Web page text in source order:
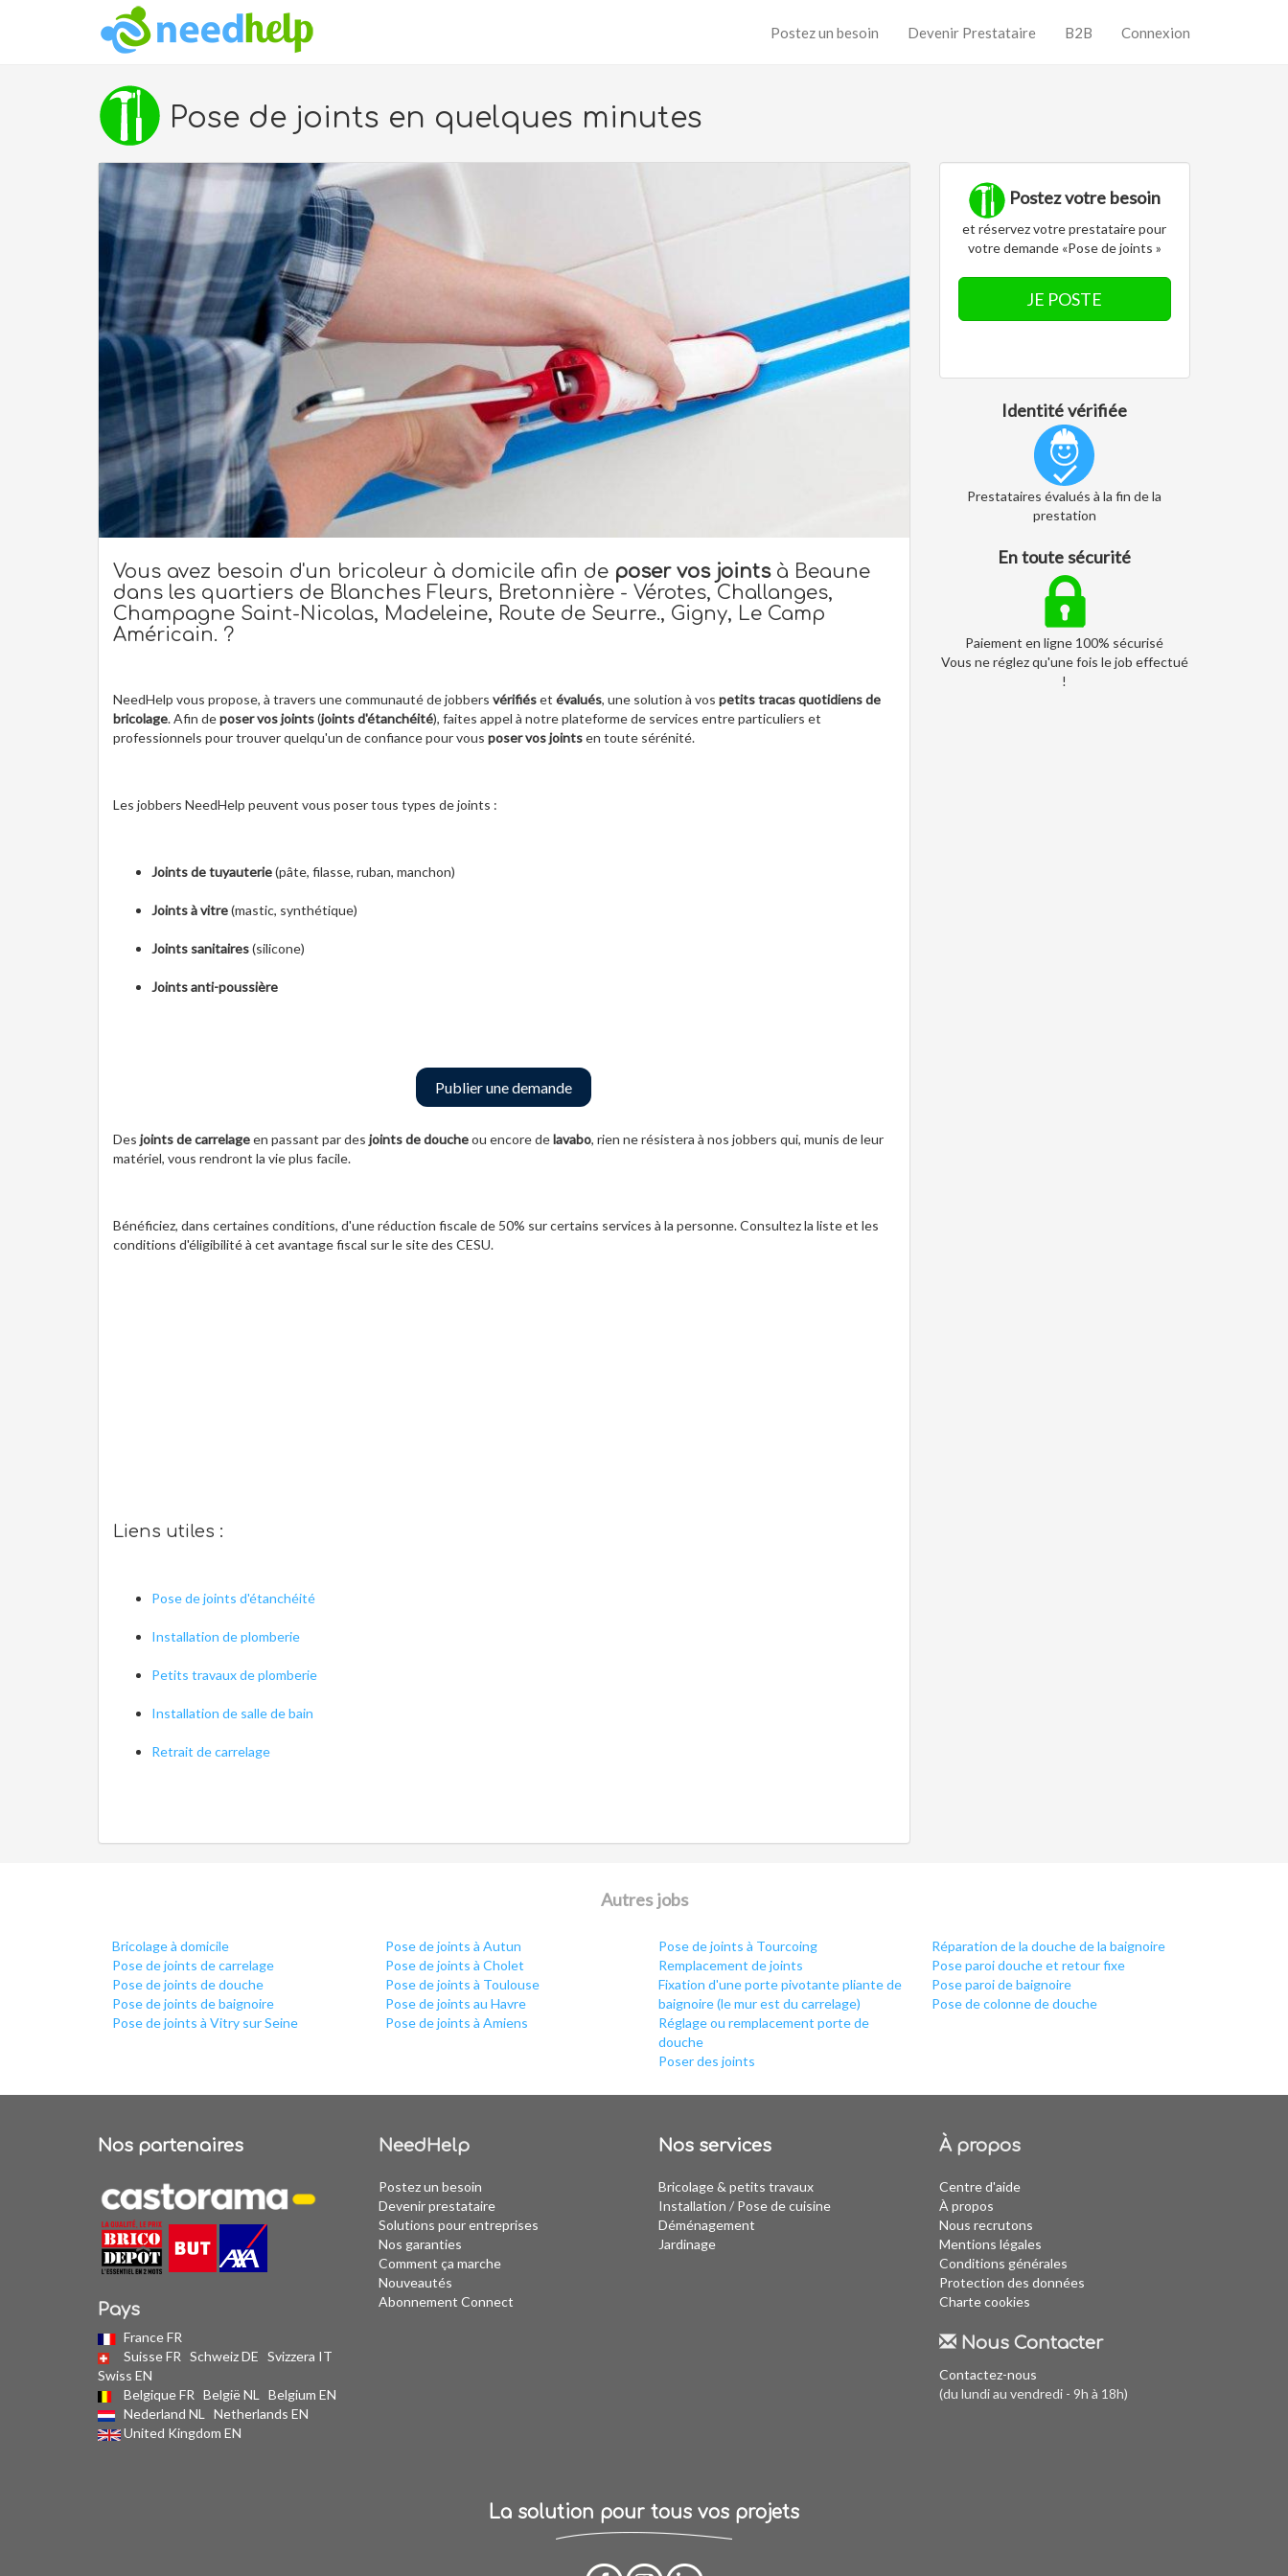
Postez un besoin Devenir Prestataire B2B Connexion
Pose de joints en quelques minutes
Vous avez besoin d'un bricoleur à domicile afin de poser vos jointsà Beaune
dans les quartiers de Blanches Fleurs, Bretonnière - Vérotes, Challanges,
Champagne Saint-Nicolas, Madeleine, Route de Seurre., Gigny, Le Camp
Américain. ?
NeedHelp vous propose, à travers une communauté de jobbers vérifiéset évalués, une solution à vos petits tracas quotidiens de
bricolage. Afin deposer vos joints(joints d'étanchéité), faites appel à notre plateforme de services entre particuliers et
professionnels pour trouver quelqu'un de confiance pour vous poser vos jointsen toute sérénité.
Les jobbers NeedHelp peuvent vous poser tous types de joints :
Joints de tuyauterie(pâte, filasse, ruban, manchon)
Joints à vitre(mastic, synthétique)
Joints sanitaires(silicone)
Joints anti-poussière
Publier une demande
Des joints de carrelageen passant par des joints de doucheou encore delavabo, rien ne résistera à nos jobbers qui, munis de leur
matériel, vous rendront la vie plus facile.
Bénéficiez, dans certaines conditions, d'une réduction fiscale de 50% sur certains services à la personne. Consultez la liste et les
conditions d'éligibilité à cet avantage fiscal sur le site des CESU.
Liens utiles :
Pose de joints d'étanchéité
Installation de plomberie
Petits travaux de plomberie
Installation de salle de bain
Retrait de carrelage
Postez votre besoin
et réservez votre prestataire pour
votre demande «Pose de joints »
JE POSTE
Identité vérifiée
Prestataires évalués à la fin de la
prestation
En toute sécurité
Paiement en ligne 100% sécurisé
Vous ne réglez qu'une fois le job effectué
!
Autres jobs
Bricolage à domicile
Pose de joints de carrelage
Pose de joints de douche
Pose de joints de baignoire
Pose de joints à Vitry sur Seine
Pose de joints à Autun
Pose de joints à Cholet
Pose de joints à Toulouse
Pose de joints au Havre
Pose de joints à Amiens
Pose de joints à Tourcoing
Remplacement de joints
Fixation d'une porte pivotante pliante de
baignoire (le mur est du carrelage)
Réglage ou remplacement porte de
douche
Poser des joints
Réparation de la douche de la baignoire
Pose paroi douche et retour fixe
Pose paroi de baignoire
Pose de colonne de douche
Nos partenaires
Pays
France FR
Suisse FR Schweiz DE Svizzera IT
Swiss EN
Belgique FR België NL
Belgium EN
Nederland NL
Netherlands EN
United Kingdom EN
NeedHelp
Postez un besoin
Devenir prestataire
Solutions pour entreprises
Nos garanties
Comment ça marche
Nouveautés
Abonnement Connect
Nos services
Bricolage & petits travaux
Installation / Pose de cuisine
Déménagement
Jardinage
À propos
Centre d'aide
À propos
Nous recrutons
Mentions légales
Conditions générales
Protection des données
Charte cookies
Nous Contacter
Contactez-nous
(du lundi au vendredi - 9h à 18h)
La solution pour tous vos projets